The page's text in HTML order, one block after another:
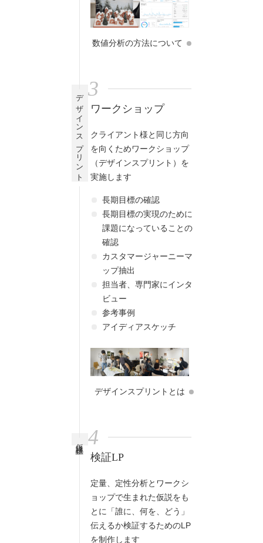
数値分析の方法について
デザインスプリント
3
ワークショップ
クライアント様と同じ方向
を向くためワークショップ
（デザインスプリント）を
実施します
長期目標の確認
長期目標の実現のために
課題になっていることの
確認
カスタマージャーニーマ
ップ抽出
担当者、専門家にインタ
ビュー
参考事例
アイディアスケッチ
デザインスプリントとは
4
検証LP
定量、定性分析とワークシ
ョップで生まれた仮説をも
とに「誰に、何を、どう」
伝えるか検証するためのLP
を制作します